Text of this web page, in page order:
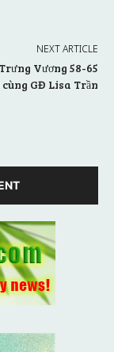
NEXT ARTICLE
Vương 58-65
GĐ Lisa Trần